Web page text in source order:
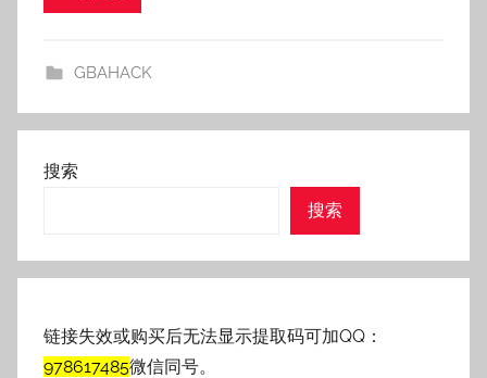
GBAHACK
搜索
搜索
链接失效或购买后无法显示提取码可加QQ：
978617485微信同号。